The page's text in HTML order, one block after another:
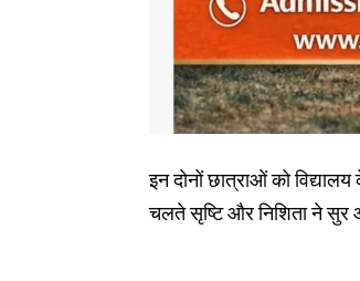
इन दोनों छात्राओं को
चलते सृष्टि और निशिता ने सुर